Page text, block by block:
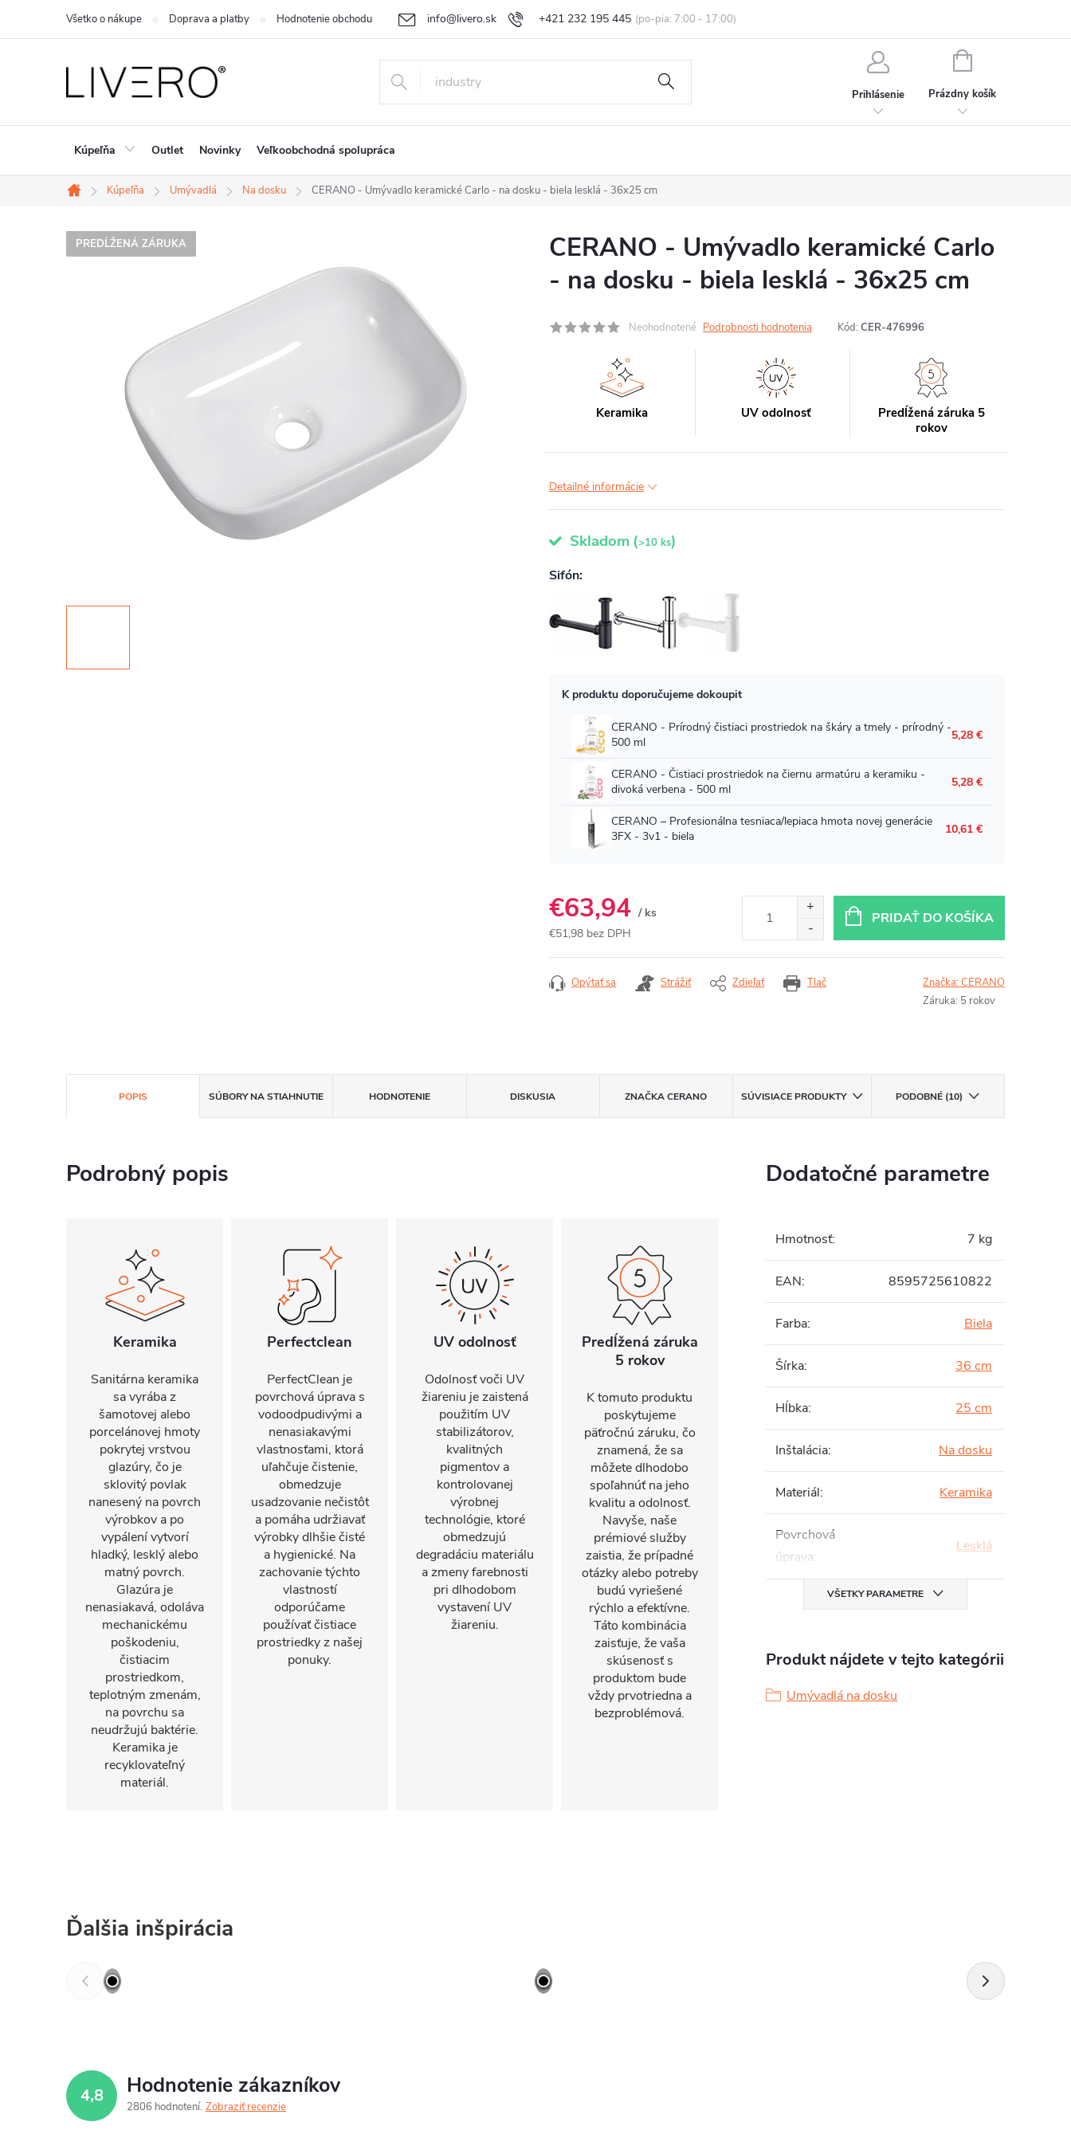
+421 232 195 445
info@livero.sk
Všetko o nákupe Doprava a platby Hodnotenie obchodu Vrátenie tovaru a reklamácia Obchodné podmienky Podmienky ochrany osobných údajov
Prihlásenie
NÁKUPNÝ
Prázdny košík
Kúpeľňa Outlet Novinky Veľkoobchodná spolupráca
Domov
Kúpeľňa Umývadlá Na dosku CERANO - Umývadlo keramické Carlo - na dosku - biela lesklá - 36x25 cm
PREDĹŽENÁ ZÁRUKA
CERANO - Umývadlo keramické Carlo
- na dosku - biela lesklá - 36x25 cm
Neohodnotené Podrobnosti hodnotenia Kód: CER-476996
Keramika UV odolnosť
Predĺžená záruka 5
rokov
Detailné informácie
Skladom (>10 ks)
€63,94 / ks
€51,98 bez DPH
PRIDAŤ DO KOŠÍKA
Tlač
Opýtať sa Strážiť Zdieľať Značka:CERANO
Záruka: 5 rokov
POPIS SÚBORY NA STIAHNUTIE HODNOTENIE DISKUSIA ZNAČKACERANO SÚVISIACE PRODUKTY PODOBNÉ (10)
Podrobný popis
Keramika
Sanitárna keramika
sa vyrába z
šamotovej alebo
porcelánovej hmoty
pokrytej vrstvou
glazúry, čo je
sklovitý povlak
nanesený na povrch
výrobkov a po
vypálení vytvorí
hladký, lesklý alebo
matný povrch.
Glazúra je
nenasiakavá, odoláva
mechanickému
poškodeniu,
čistiacim
prostriedkom,
teplotným zmenám,
na povrchu sa
neudržujú baktérie.
Keramika je
recyklovateľný
materiál.
Perfectclean
PerfectClean je
povrchová úprava s
vodoodpudivými a
nenasiakavými
vlastnosťami, ktorá
uľahčuje čistenie,
obmedzuje
usadzovanie nečistôt
a pomáha udržiavať
výrobky dlhšie čisté
a hygienické. Na
zachovanie týchto
vlastností
odporúčame
používať čistiace
prostriedky z našej
ponuky.
UV odolnosť
Odolnosť voči UV
žiareniu je zaistená
použitím UV
stabilizátorov,
kvalitných
pigmentov a
kontrolovanej
výrobnej
technológie, ktoré
obmedzujú
degradáciu materiálu
a zmeny farebnosti
pri dlhodobom
vystavení UV
žiareniu.
Predĺžená záruka
5 rokov
K tomuto produktu
poskytujeme
päťročnú záruku, čo
znamená, že sa
môžete dlhodobo
spoľahnúť na jeho
kvalitu a odolnosť.
Navyše, naše
prémiové služby
zaistia, že prípadné
otázky alebo potreby
budú vyriešené
rýchlo a efektívne.
Táto kombinácia
zaisťuje, že vaša
skúsenosť s
produktom bude
vždy prvotriedna a
bezproblémová.
Dodatočné parametre
Hmotnosť: 7 kg
EAN: 8595725610822
Farba: Biela
Šírka: 36 cm
Hĺbka: 25 cm
Inštalácia: Na dosku
Materiál: Keramika
Povrchová
úprava:
Lesklá
VŠETKY PARAMETRE
Produkt nájdete v tejto kategórii
Umývadlá na dosku
Ďalšia inšpirácia
4,8 Hodnotenie zákazníkov
2806 hodnotení Zobraziť recenzie